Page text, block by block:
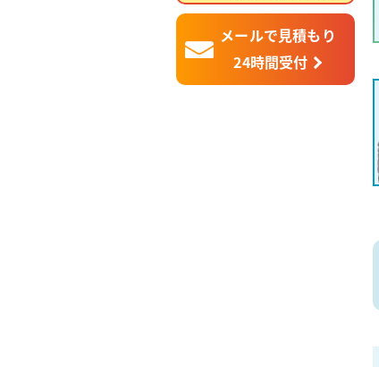
メールで見積もり
24時間受付